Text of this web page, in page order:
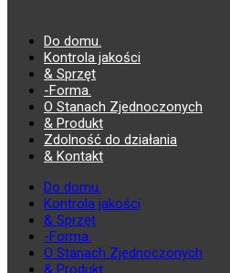
Do domu.
Kontrola jakości
& Sprzęt
-Forma.
O Stanach Zjednoczonych
& Produkt
Zdolność do działania
& Kontakt
Do domu.
Kontrola jakości
& Sprzęt
-Forma.
O Stanach Zjednoczonych
& Produkt